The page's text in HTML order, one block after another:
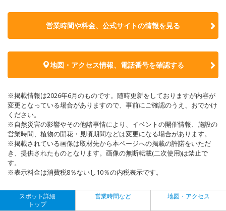
営業時間や料金、公式サイトの情報を見る
地図・アクセス情報、電話番号を確認する
※掲載情報は2026年6月のものです。随時更新をしておりますが内容が
変更となっている場合がありますので、事前にご確認のうえ、おでかけ
ください。
※自然災害の影響やその他諸事情により、イベントの開催情報、施設の
営業時間、植物の開花・見頃期間などは変更になる場合があります。
※掲載されている画像は取材先から本ページへの掲載の許諾をいただ
き、提供されたものとなります。画像の無断転載(二次使用)は禁止で
す。
※表示料金は消費税8％ないし10％の内税表示です。
スポット詳細
トップ
営業時間など 地図・アクセス